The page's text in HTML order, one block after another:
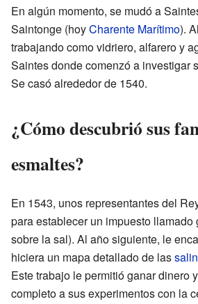
En algún momento, se mudó a
Saintonge (hoyCharente Marítimo).
trabajando como vidriero, alfarero y
Saintes donde comenzó a investigar
Se casó alrededor de 1540.
¿Cómo descubrió sus
esmaltes?
En 1543, unos representantes del
para establecer un impuesto
sobre la sal). Al año siguiente, le
hiciera un mapa detallado de las
Este trabajo le permitió ganar dinero
completo a sus experimentos con la